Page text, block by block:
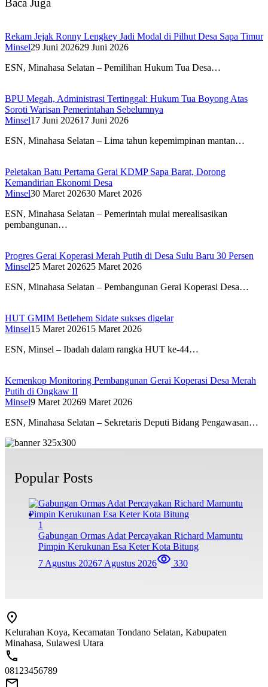
Rekam Jejak Ronny Lengkey Jadi Modal di Pilhut Desa Sapa Timur
Minsel29 Juni 202629 Juni 2026
ESN, Minahasa Selatan – Pemilihan Hukum Tua Desa…
BPU Megah, Administrasi Tertinggal: Hukum Tua Boyong Atas
Soroti Warisan Pemerintahan Sebelumnya
Minsel17 Juni 202617 Juni 2026
ESN, Minahasa Selatan – Lima tahun kepemimpinan mantan…
Peletakan Batu Pertama Gerai KDMP Sapa Barat, Dorong
Kemandirian Ekonomi Desa
Minsel30 Maret 202630 Maret 2026
ESN, Minahasa Selatan – Pemerintah mulai merealisasikan
pembangunan…
Progres Gerai Koperasi Merah Putih di Desa Sulu Baru 30 Persen
Minsel25 Maret 202625 Maret 2026
ESN, Minahasa Selatan – Pembangunan Gerai Koperasi Desa…
HUT GMIM Betlehem Sidate sukses digelar
Minsel15 Maret 202615 Maret 2026
ESN, Minsel – Ibadah dalam rangka HUT ke-44…
Kemenkop Monitoring Pembangunan Gerai Koperasi Desa Merah
Putih di Ongkaw II
Minsel9 Maret 20269 Maret 2026
ESN, Minahasa Selatan – Sekretaris Deputi Bidang Pengawasan…
Popular Posts
1
Gabungan Ormas Adat Percayakan Richard Mamuntu
Pimpin Kerukunan Esa Keter Kota Bitung
7 Agustus 20267 Agustus 2026 330
Kelurahan Koya, Kecamatan Tondano Selatan, Kabupaten
Minahasa, Sulawesi Utara
08123456789